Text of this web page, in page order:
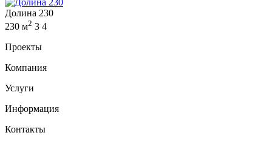
Долина 230
230 м2 3 4
Проекты
Компания
Услуги
Информация
Контакты